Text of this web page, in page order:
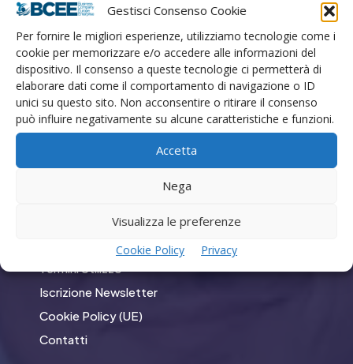
Gestisci Consenso Cookie
Per fornire le migliori esperienze, utilizziamo tecnologie come i
cookie per memorizzare e/o accedere alle informazioni del
dispositivo. Il consenso a queste tecnologie ci permetterà di
elaborare dati come il comportamento di navigazione o ID
unici su questo sito. Non acconsentire o ritirare il consenso
può influire negativamente su alcune caratteristiche e funzioni.
Accetta
Nega
Visualizza le preferenze
Cookie Policy Privacy
Cap. Sociale 500.000,00 euro
REA TR113132
GO
Termini Utilizzo
Iscrizione Newsletter
Cookie Policy (UE)
Contatti